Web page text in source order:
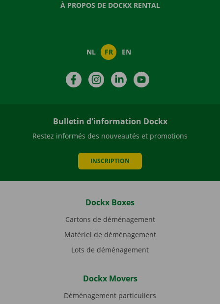
À PROPOS DE DOCKX RENTAL
NL FR EN
FacebookInstagramLinkedIn
Bulletin d'information Dockx
Restez informés des nouveautés et promotions
INSCRIPTION
Dockx Boxes
Cartons de déménagement
Matériel de déménagement
Lots de déménagement
Dockx Movers
Déménagement particuliers